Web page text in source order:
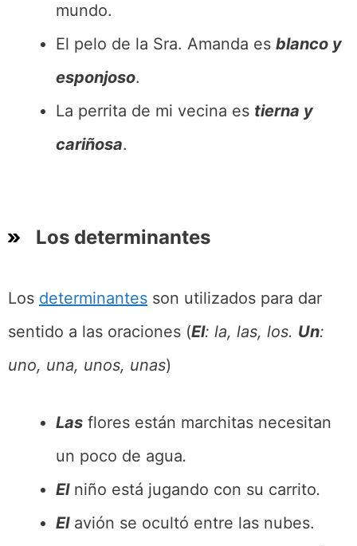
mundo.
El pelo de la Sra. Amanda es blanco y
esponjoso.
La perrita de mi vecina es tierna y
cariñosa.
Los determinantes
Los determinantes son utilizados para dar
sentido a las oraciones (El: la, las, los. Un:
uno, una, unos, unas)
Las flores están marchitas necesitan
un poco de agua.
Elniño está jugando con su carrito.
Elavión se ocultó entre las nubes.